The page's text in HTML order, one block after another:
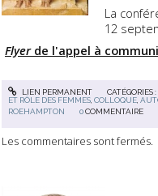
La
12
Flyerde l'appel à
LIEN PERMANENT CATÉGORIES :
ET RÔLE DES FEMMES ,COLLOQUE ,
ROEHAMPTON
0 COMMENTAIRE
Les commentaires sont fermés.